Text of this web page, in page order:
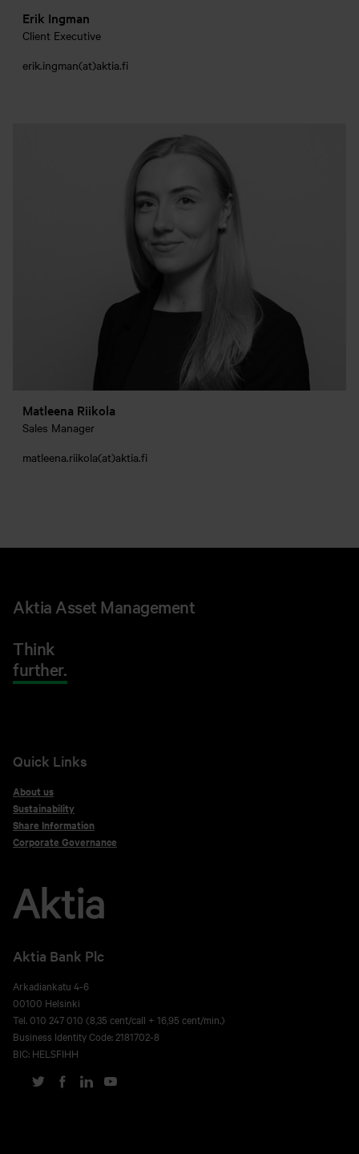
Erik Ingman
Client Executive
erik.ingman(at)aktia.fi
Matleena Riikola
Sales Manager
matleena.riikola(at)aktia.fi
Aktia Asset Management
Think
further.
Quick Links
About us
Sustainability
Share Information
Corporate Governance
Aktia Bank Plc
Arkadiankatu 4-6
00100 Helsinki
Tel. 010 247 010 (8,35 cent/call + 16,95 cent/min.)
Business Identity Code: 2181702-8
BIC: HELSFIHH